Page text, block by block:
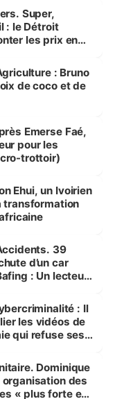
Super,
: le Détroit
les prix en
: Bruno
de coco et de
Emerse Faé,
pour les
trottoir)
Ehui, un Ivoirien
transformation
39
d’un car
: Un lecteur
: Il
les vidéos de
qui refuse ses
Dominique
des
« plus forte et